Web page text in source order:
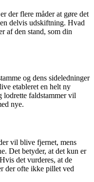
der flere måder at gøre det
delvis udskiftning. Hvad
af den stand, som din
og dens sideledninger
etableret en helt ny
lodrette faldstammer vil
nye.
vil blive fjernet, mens
Det betyder, at det kun er
det vurderes, at de
der ofte ikke pillet ved